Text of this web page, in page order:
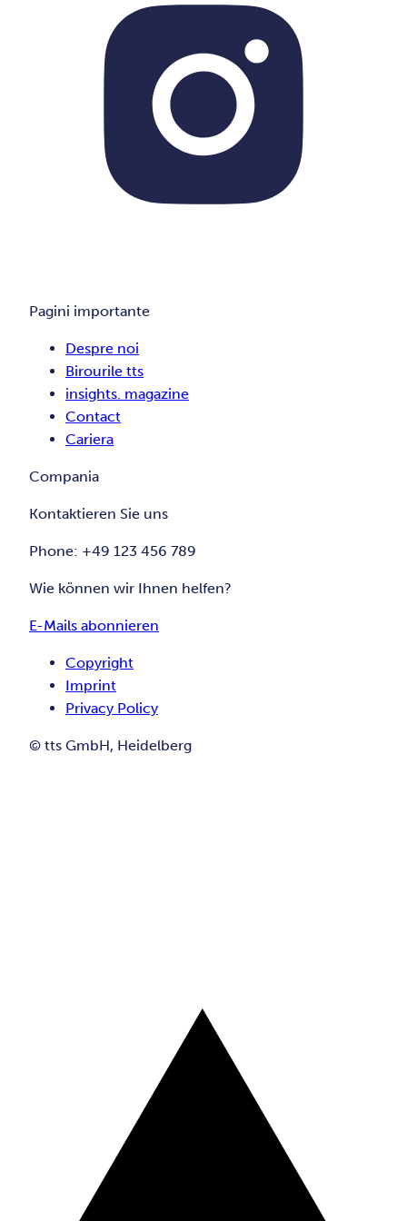
Pagini importante
Despre noi
Birourile tts
insights. magazine
Contact
Cariera
Compania
Kontaktieren Sie uns
Phone: +49 123 456 789
Wie können wir Ihnen helfen?
E-Mails abonnieren
Copyright
Imprint
Privacy Policy
© tts GmbH, Heidelberg